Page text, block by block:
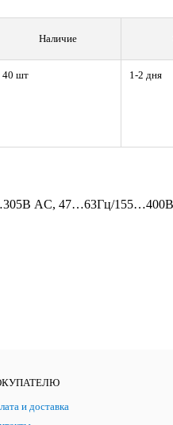
Наличие
40 шт 1-2 дня
AC, 47…63Гц/
и доставка